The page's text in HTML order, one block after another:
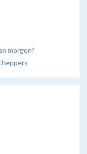
morgen?